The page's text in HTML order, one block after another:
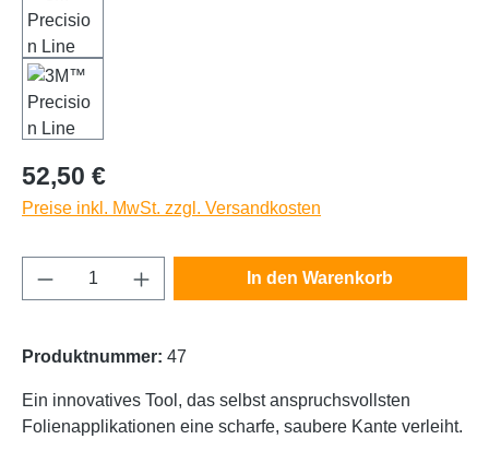
Regulärer Preis:
52,50 €
Preise inkl. MwSt. zzgl. Versandkosten
Produkt Anzahl: Gib den gewünschten
In den Warenkorb
Produktnummer: 47
Ein innovatives Tool, das selbst anspruchsvollsten
Folienapplikationen eine scharfe, saubere Kante verleiht.